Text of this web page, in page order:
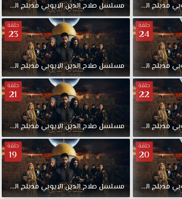
مدبلجالحلقة 26مسلسل صلاحالدينالايوبي مدبلجالحلقة
حلقة
24
مدبلجالحلقة 24
حلقة
23
مسلسل صلاحالدينالايوبي مدبلجالحلقة
حلقة
22
مدبلجالحلقة 22
حلقة
21
مسلسل صلاحالدينالايوبي مدبلجالحلقة
حلقة
20
مدبلجالحلقة 20
حلقة
19
مسلسل صلاحالدينالايوبي مدبلجالحلقة